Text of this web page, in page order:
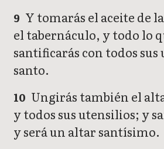
9 Y tomarás el aceite de
el tabernáculo, y todo lo
santificarás con todos
santo.
10 Ungirás también el
y todos sus utensilios; y
y será un altar santísimo.